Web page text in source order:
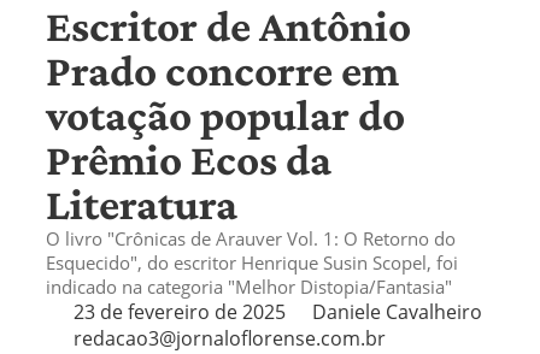
Escritor de Antônio
Prado concorre em
votação popular do
Prêmio Ecos da
Literatura
O livro "Crônicas de Arauver Vol. 1: O Retorno do
Esquecido", do escritor Henrique Susin Scopel, foi
indicado na categoria "Melhor Distopia/Fantasia"
23 de fevereiro de 2025
Daniele Cavalheiro
redacao3@jornaloflorense.com.br